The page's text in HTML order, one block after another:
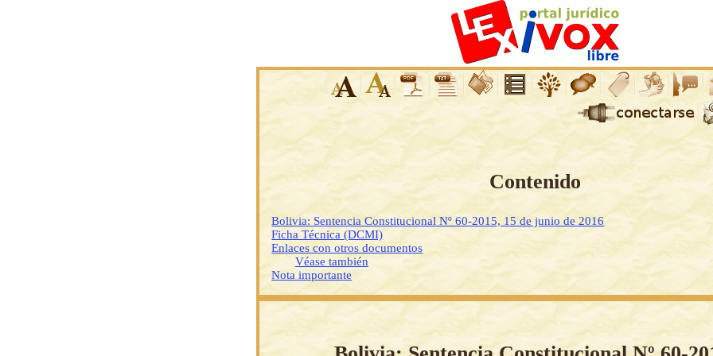
Contenido
Bolivia: Sentencia Constitucional Nº 60-2015, 15 de junio de 2016
Ficha Técnica (DCMI)
Enlaces con otros documentos
Véase también
Nota importante